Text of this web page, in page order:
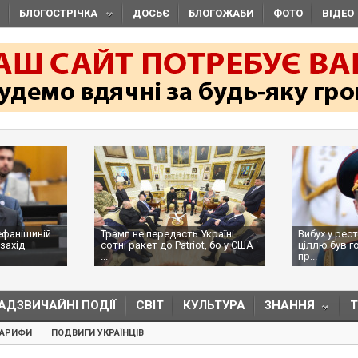
БЛОГОСТРІЧКА ДОСЬЄ БЛОГОЖАБИ ФОТО ВІДЕО
Трамп не передасть Україні
сотні ракет до Patriot, бо у США
...
Вибух у
ціллю був
пр...
ПОДІЇ СВІТ КУЛЬТУРА ЗНАННЯ
ПОДВИГИ УКРАЇНЦІВ